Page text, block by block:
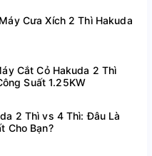
Cưa Xích 2 Thì Hakuda
Cắt Cỏ Hakuda 2 Thì
Suất 1.25KW
2 Thì vs 4 Thì: Đâu Là
Cho Bạn?